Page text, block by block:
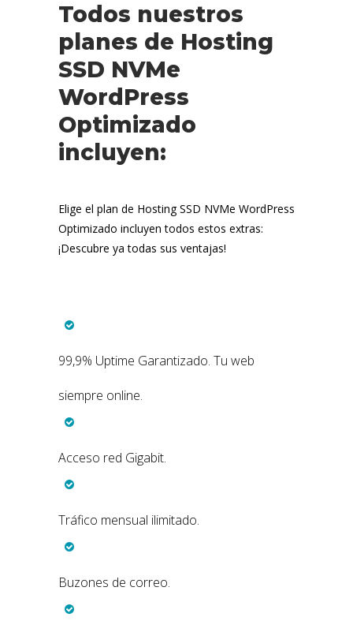
Todos nuestros
planes de Hosting
SSD NVMe
WordPress
Optimizado
incluyen:
Elige el plan de Hosting SSD NVMe WordPress
Optimizado incluyen todos estos extras:
¡Descubre ya todas sus ventajas!
99,9% Uptime Garantizado. Tu web
siempre online.
Acceso red Gigabit.
Tráfico mensual ilimitado.
Buzones de correo.